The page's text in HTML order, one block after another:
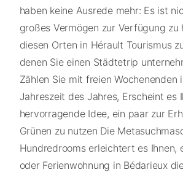
haben keine Ausrede mehr: Es ist
großes Vermögen zur Verfügung zu
diesen Orten in Hérault Tourismus
denen Sie einen Städtetrip
Zählen Sie mit freien Wochenenden
Jahreszeit des Jahres, Erscheint es
hervorragende Idee, ein paar zur
Grünen zu nutzen Die
Hundredrooms erleichtert es Ihnen,
oder Ferienwohnung in Bédarieux